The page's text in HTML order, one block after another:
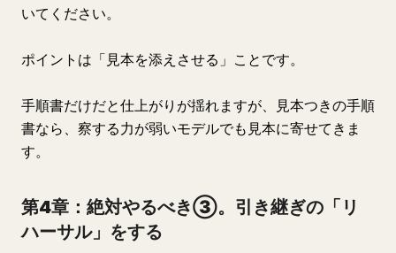
いてください。
ポイントは「見本を添えさせる」ことです。
手順書だけだと仕上がりが揺れますが、見本つきの手順
書なら、察する力が弱いモデルでも見本に寄せてきま
す。
第4章：絶対やるべき③。引き継ぎの「リ
ハーサル」をする